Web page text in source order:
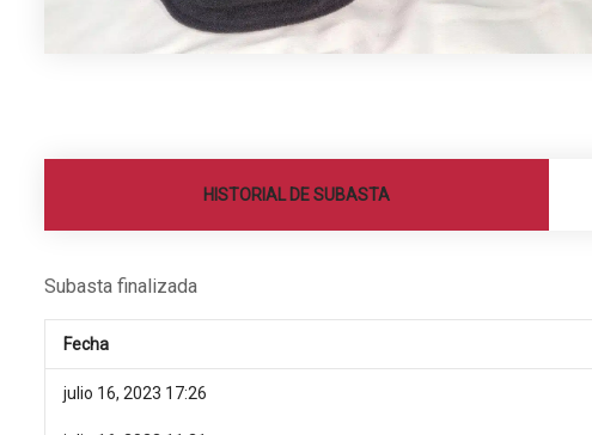
HISTORIAL DE SUBASTA
Subasta finalizada
Fecha
julio 16, 2023 17:26